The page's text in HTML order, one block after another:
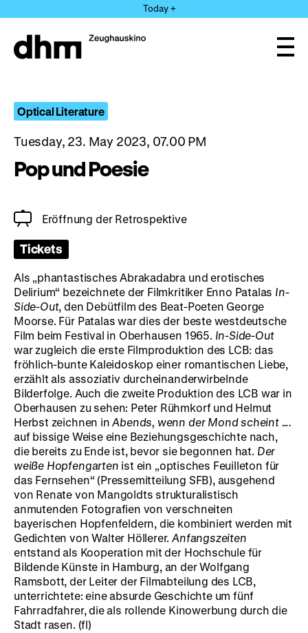
directly
the
Today +
Optical Literature
Tuesday, 23. May 2023, 07.00 PM
Pop und Poesie
Eröffnung der Retrospektive
Tickets
Als „phantastisches Abrakadabra und erotisches
Delirium“ bezeichnete der Filmkritiker Enno Patalas In-
Side-Out, den Debütfilm des Beat-Poeten George
Moorse. Für Patalas war dies der beste westdeutsche
Film beim Festival in Oberhausen 1965. In-Side-Out
war zugleich die erste Filmproduktion des LCB: das
fröhlich-bunte Kaleidoskop einer romantischen Liebe,
erzählt als assoziativ durcheinanderwirbelnde
Bilderfolge. Auch die zweite Produktion des LCB war in
Oberhausen zu sehen: Peter Rühmkorf und Helmut
Herbst zeichnen inAbends, wenn der Mond scheint ….
auf bissige Weise eine Beziehungsgeschichte nach,
die bereits zu Ende ist, bevor sie begonnen hat. Der
weiße Hopfengarten ist ein „optisches Feuilleton für
das Fernsehen“ (Pressemitteilung SFB), ausgehend
von Renate von Mangoldts strukturalistisch
anmutenden Fotografien von verschneiten
bayerischen Hopfenfeldern, die kombiniert werden mit
Gedichten von Walter Höllerer.Anfangszeiten
entstand als Kooperation mit der Hochschule für
Bildende Künste in Hamburg, an der Wolfgang
Ramsbott, der Leiter der Filmabteilung des LCB,
unterrichtete: eine absurde Geschichte um fünf
Fahrradfahrer, die als rollende Kinowerbung durch die
Stadt rasen. (fl)